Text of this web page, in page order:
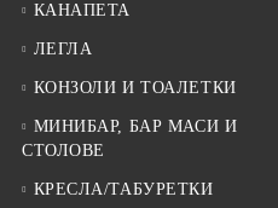
КАНАПЕТА
ЛЕГЛА
КОНЗОЛИ И ТОАЛЕТКИ
МИНИБАР, БАР МАСИ И
СТОЛОВЕ
КРЕСЛА/ТАБУРЕТКИ